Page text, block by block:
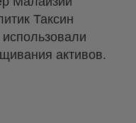
Таксин
активов.